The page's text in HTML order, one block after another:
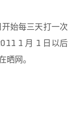
始每三天打一次
1 月 1 日以后
网。